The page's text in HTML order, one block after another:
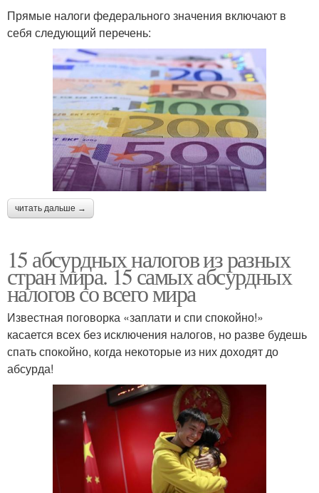
Прямые налоги федерального значения включают в
себя следующий перечень:
читать дальше →
15 абсурдных налогов из разных
стран мира. 15 самых абсурдных
налогов со всего мира
Известная поговорка «заплати и спи спокойно!»
касается всех без исключения налогов, но разве будешь
спать спокойно, когда некоторые из них доходят до
абсурда!